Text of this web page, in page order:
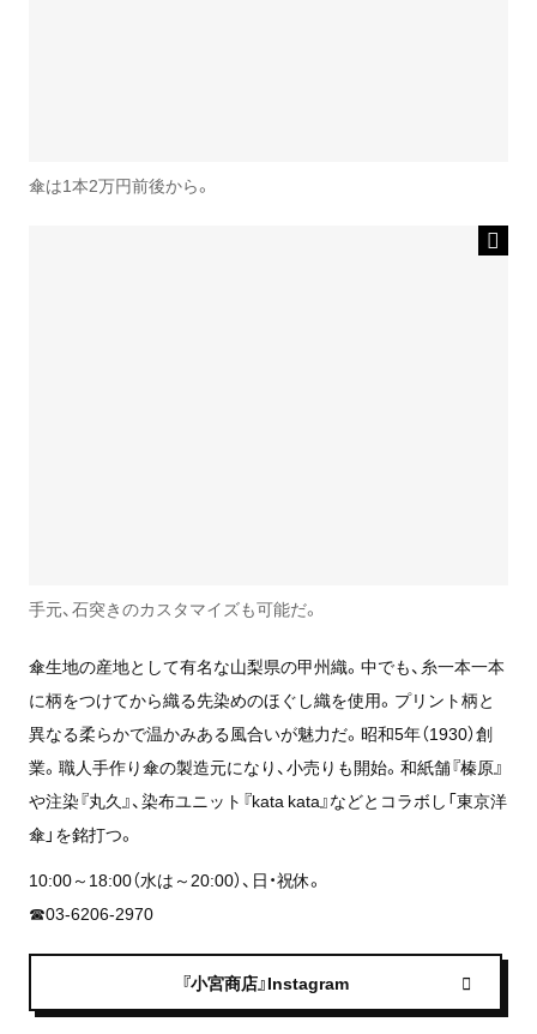
傘は1本2万円前後から。
手元、石突きのカスタマイズも可能だ。
傘生地の産地として有名な山梨県の甲州織。中でも、糸一本一本
に柄をつけてから織る先染めのほぐし織を使用。プリント柄と
異なる柔らかで温かみある風合いが魅力だ。昭和5年（1930）創
業。職人手作り傘の製造元になり、小売りも開始。和紙舗『榛原』
や注染『丸久』、染布ユニット『kata kata』などとコラボし「東京洋
傘」を銘打つ。
10:00～18:00（水は～20:00）、日・祝休。
☎03-6206-2970
『小宮商店』Instagram